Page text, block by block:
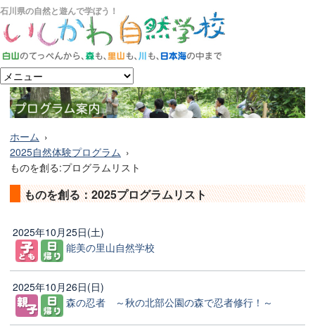
石川県の自然と遊んで学ぼう！
ホーム
2025自然体験プログラム
ものを創る:プログラムリスト
ものを創る：2025プログラムリスト
2025年10月25日(土)
能美の里山自然学校
2025年10月26日(日)
森の忍者 ～秋の北部公園の森で忍者修行！～